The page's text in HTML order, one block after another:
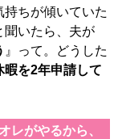
持ちが傾いていた
聞いたら、夫が
』って。どうした
暇を2年申請して
レがやるから、